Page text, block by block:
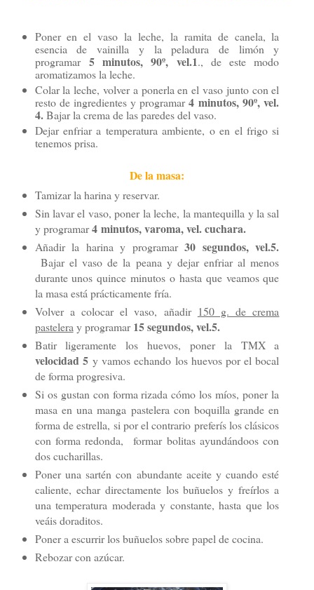
Poner en el vaso la leche, la ramita de canela, la
esencia de vainilla y la peladura de limón y
programar 5 minutos, 90º, vel.1., de este modo
aromatizamos la leche.
Colar la leche, volver a ponerla en el vaso junto con el
resto de ingredientes y programar4 minutos, 90º, vel.
4.Bajar la crema de las paredes del vaso.
Dejar enfriar a temperatura ambiente, o en el frigo si
tenemos prisa.
De la masa:
Tamizar la harina y reservar.
Sin lavar el vaso, poner la leche, la mantequilla y la sal
y programar4 minutos, varoma, vel. cuchara.
Añadir la harina y programar30 segundos, vel.5.
Bajar el vaso de la peana y dejar enfriar al menos
durante unos quince minutos o hasta que veamos que
la masa está prácticamente fría.
Volver a colocar el vaso, añadir 150 g. de crema
pasteleray programar 15 segundos, vel.5.
Batir ligeramente los huevos, poner la TMX a
velocidad 5y vamos echando los huevos por el bocal
de forma progresiva.
Si os gustan con forma rizada cómo los míos, poner la
masa en una manga pastelera con boquilla grande en
forma de estrella, si por el contrario preferís los clásicos
con forma redonda, formar bolitas ayundándoos con
dos cucharillas.
Poner una sartén con abundante aceite y cuando esté
caliente, echar directamente los buñuelos y freírlos a
una temperatura moderada y constante, hasta que los
veáis doraditos.
Poner a escurrir los buñuelos sobre papel de cocina.
Rebozar con azúcar.